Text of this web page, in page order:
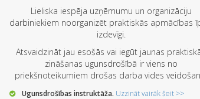
Lieliska iespēja uzņēmumu un organizāciju
darbiniekiem noorganizēt praktiskās apmācības
izdevīgi.
Atsvaidzināt jau esošās vai iegūt jaunas
zināšanas ugunsdrošībā ir viens no
priekšnoteikumiem drošas darba vides
Ugunsdrošības instruktāža. Uzzināt vairāk šeit >>